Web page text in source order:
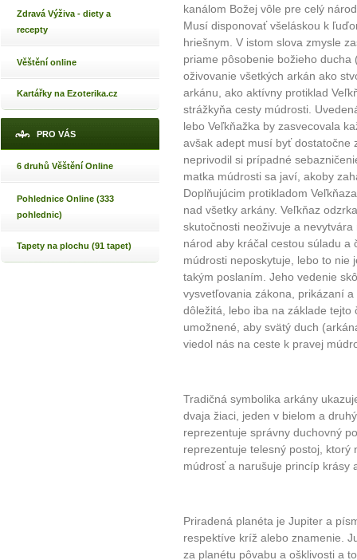
Zdravá Výživa - diety a
recepty
Věštění online
Kartářky na Ezoterika.cz
PRO VÁS
6 druhů Věštění Online
Pohlednice Online (333
pohlednic)
Tapety na plochu (91 tapet)
kanálom Božej vôle pre celý
Musí disponovať všeláskou k
hriešnym. V istom slova zmysle
priame pôsobenie božieho
oživovanie všetkých arkán ako
arkánu, ako aktívny protiklad
strážkyňa cesty múdrosti.
lebo Veľkňažka by zasvecovala
avšak adept musí byť dostatočne
neprivodil si prípadné
matka múdrosti sa javí, akoby
Doplňujúcim protikladom
nad všetky arkány. Veľkňaz
skutočnosti neoživuje a
národ aby kráčal cestou súladu a
múdrosti neposkytuje, lebo to nie
takým poslaním. Jeho vedenie
vysvetľovania zákona, prikázaní
dôležitá, lebo iba na základe
umožnené, aby svätý duch
viedol nás na ceste k pravej
Tradičná symbolika arkány
dvaja žiaci, jeden v bielom a
reprezentuje správny duchovný
reprezentuje telesný postoj,
múdrosť a narušuje princíp krásy
Priradená planéta je Jupiter a
respektíve kríž alebo znamenie.
za planétu pôvabu a ošklivosti a